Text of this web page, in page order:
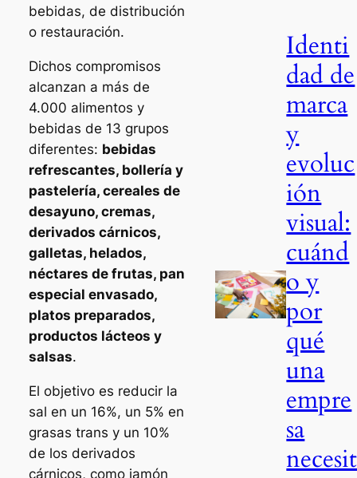
bebidas, de distribución
o restauración.
Dichos compromisos
alcanzan a más de
4.000 alimentos y
bebidas de 13 grupos
diferentes: bebidas
refrescantes, bollería y
pastelería, cereales de
desayuno, cremas,
derivados cárnicos,
galletas, helados,
néctares de frutas, pan
especial envasado,
platos preparados,
productos lácteos y
salsas.
El objetivo es reducir la
sal en un 16%, un 5% en
grasas trans y un 10%
de los derivados
cárnicos, como jamón
Identi
dad de
marca
y
evoluc
ión
visual:
cuánd
o y
por
qué
una
empre
sa
necesit